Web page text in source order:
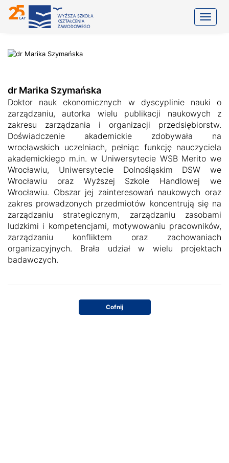
dr Marika Szymańska
Doktor nauk ekonomicznych w dyscyplinie nauki o
zarządzaniu, autorka wielu publikacji naukowych z
zakresu zarządzania i organizacji przedsiębiorstw.
Doświadczenie akademickie zdobywała na
wrocławskich uczelniach, pełniąc funkcję nauczyciela
akademickiego m.in. w Uniwersytecie WSB Merito we
Wrocławiu, Uniwersytecie Dolnośląskim DSW we
Wrocławiu oraz Wyższej Szkole Handlowej we
Wrocławiu. Obszar jej zainteresowań naukowych oraz
zakres prowadzonych przedmiotów koncentrują się na
zarządzaniu strategicznym, zarządzaniu zasobami
ludzkimi i kompetencjami, motywowaniu pracowników,
zarządzaniu konfliktem oraz zachowaniach
organizacyjnych. Brała udział w wielu projektach
badawczych.